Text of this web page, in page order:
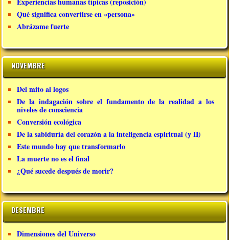
Qué significa convertirse en «persona»
Abrázame fuerte
NOVEMBRE
Del mito al logos
De la indagación sobre el fundamento de la realidad a los
niveles de consciencia
Conversión ecológica
De la sabiduría del corazón a la inteligencia espiritual (y II)
Este mundo hay que transformarlo
La muerte no es el final
¿Qué sucede después de morir?
DESEMBRE
Dimensiones del Universo